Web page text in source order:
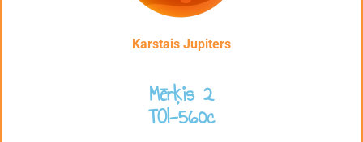
Karstais Jupiters
Mērķis 2
TOI-560c